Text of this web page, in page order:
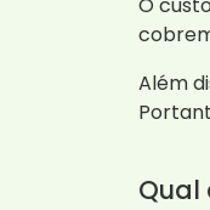
Além